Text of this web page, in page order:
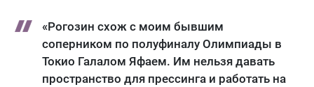
«Рогозин схож с моим бывшим
соперником по полуфиналу Олимпиады в
Токио Галалом Яфаем. Им нельзя давать
пространство для прессинга и работать на